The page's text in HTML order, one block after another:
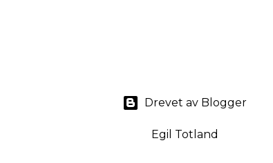
Drevet av Blogger
Egil Totland